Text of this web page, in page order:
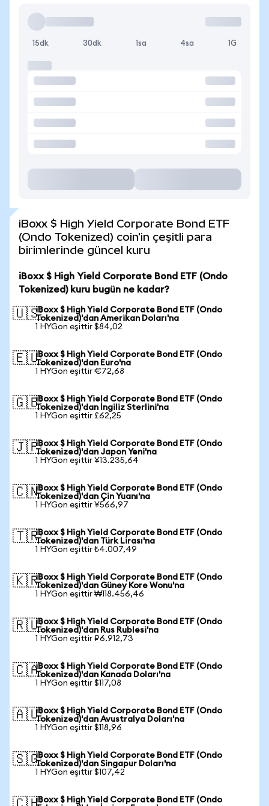
15dk 30dk 1sa 4sa 1G
iBoxx $ High Yield Corporate Bond ETF
(Ondo Tokenized) coin'in çeşitli para
birimlerinde güncel kuru
iBoxx $ High Yield Corporate Bond ETF (Ondo
Tokenized) kuru bugün ne kadar?
🇺🇸iBoxx $ High Yield Corporate Bond ETF (Ondo
Tokenized)'dan Amerikan Doları'na
1 HYGon eşittir $84,02
🇪🇺iBoxx $ High Yield Corporate Bond ETF (Ondo
Tokenized)'dan Euro'na
1 HYGon eşittir €72,68
🇬🇧iBoxx $ High Yield Corporate Bond ETF (Ondo
Tokenized)'dan İngiliz Sterlini'na
1 HYGon eşittir £62,25
🇯🇵iBoxx $ High Yield Corporate Bond ETF (Ondo
Tokenized)'dan Japon Yeni'na
1 HYGon eşittir ¥13.235,64
🇨🇳iBoxx $ High Yield Corporate Bond ETF (Ondo
Tokenized)'dan Çin Yuanı'na
1 HYGon eşittir ¥566,97
🇹🇷iBoxx $ High Yield Corporate Bond ETF (Ondo
Tokenized)'dan Türk Lirası'na
1 HYGon eşittir ₺4.007,49
🇰🇷iBoxx $ High Yield Corporate Bond ETF (Ondo
Tokenized)'dan Güney Kore Wonu'na
1 HYGon eşittir ₩118.456,46
🇷🇺iBoxx $ High Yield Corporate Bond ETF (Ondo
Tokenized)'dan Rus Rublesi'na
1 HYGon eşittir ₽6.912,73
🇨🇦iBoxx $ High Yield Corporate Bond ETF (Ondo
Tokenized)'dan Kanada Doları'na
1 HYGon eşittir $117,08
🇦🇺iBoxx $ High Yield Corporate Bond ETF (Ondo
Tokenized)'dan Avustralya Doları'na
1 HYGon eşittir $118,96
🇸🇬iBoxx $ High Yield Corporate Bond ETF (Ondo
Tokenized)'dan Singapur Doları'na
1 HYGon eşittir $107,42
iBoxx $ High Yield Corporate Bond ETF (Ondo